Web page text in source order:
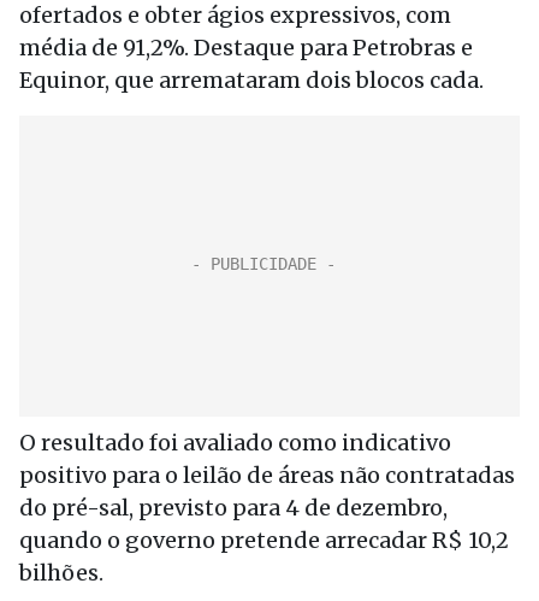
ofertados e obter ágios expressivos, com
média de 91,2%. Destaque para Petrobras e
Equinor, que arremataram dois blocos cada.
O resultado foi avaliado como indicativo
positivo para o leilão de áreas não contratadas
do pré-sal, previsto para 4 de dezembro,
quando o governo pretende arrecadar R$ 10,2
bilhões.